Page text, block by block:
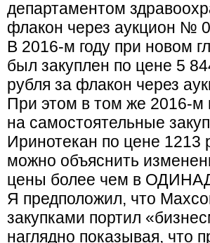
департаментом
флакон через аукцион №
В 2016-м году при новом
был закуплен по цене 5
рубля за флакон через
При этом в том же 2016-м
на самостоятельные
Иринотекан по цене 1213
можно объяснить
цены более чем в
Я предположил, что
закупками портил
наглядно показывая, что